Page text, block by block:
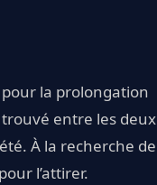
pour la prolongation
trouvé entre les deux
À la recherche de
l’attirer.